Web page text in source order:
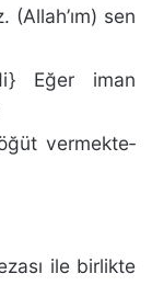
sen
Eğer iman
vermekte­
ile birlikte